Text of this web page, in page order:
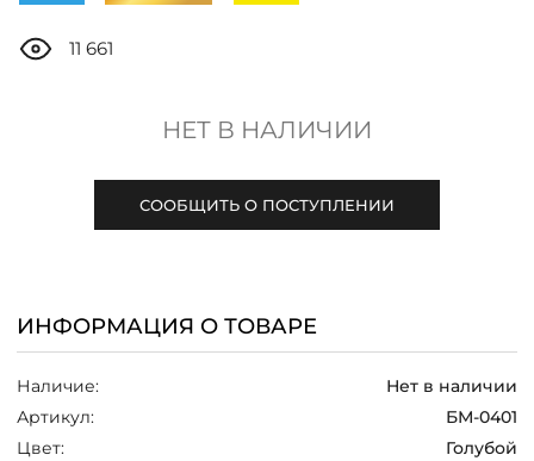
ТАБЛИЦА РАЗМЕРОВ
+7 (800) 511-35-10
MANAGER@DSTREND.RU
11 661
НЕТ В НАЛИЧИИ
СООБЩИТЬ О ПОСТУПЛЕНИИ
ИНФОРМАЦИЯ О ТОВАРЕ
Наличие:
Нет в наличии
Артикул:
БМ-0401
Цвет:
Голубой